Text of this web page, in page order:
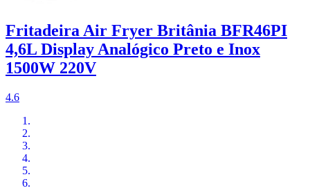
Fritadeira Air Fryer Britânia BFR46PI
4,6L Display Analógico Preto e Inox
1500W 220V
4.6